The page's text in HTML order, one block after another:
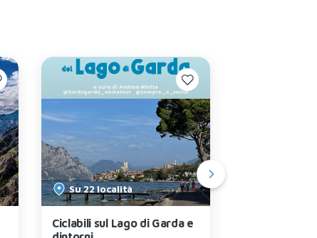
Su 22 località
Ciclabili sul Lago di Garda e